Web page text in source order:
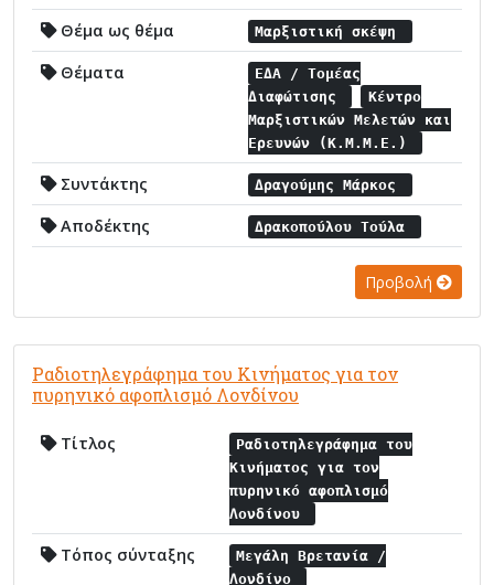
Θέμα ως θέμα Μαρξιστική σκέψη
Θέματα
ΕΔΑ / Τομέας
Διαφώτισης
Κέντρο
Μαρξιστικών Μελετών και
Ερευνών (Κ.Μ.Μ.Ε.)
Συντάκτης Δραγούμης Μάρκος
Αποδέκτης Δρακοπούλου Τούλα
Προβολή
Ραδιοτηλεγράφημα του Κινήματος για τον
πυρηνικό αφοπλισμό Λονδίνου
Τίτλος
Ραδιοτηλεγράφημα του
Κινήματος για τον
πυρηνικό αφοπλισμό
Λονδίνου
Τόπος σύνταξης
Μεγάλη Βρετανία /
Λονδίνο